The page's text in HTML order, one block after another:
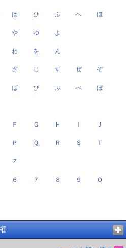
は ひ ふ へ ほ
や ゆ よ
わ を ん
ざ じ ず ぜ ぞ
ば び ぶ べ ぼ
Ｆ Ｇ Ｈ Ｉ Ｊ
Ｐ Ｑ Ｒ Ｓ Ｔ
Ｚ
６ ７ ８ ９ ０